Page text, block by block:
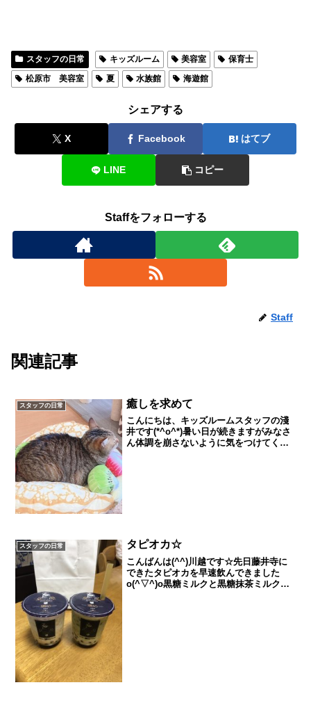
スタッフの日常 キッズルーム 美容室
保育士
松原市 美容室
夏 水族館 海遊館
シェアする
X Facebook はてブ
LINE コピー
Staffをフォローする
Staff
関連記事
スタッフの日常 癒しを求めて
こんにちは、キッズルームスタッフの淺
井です(*^o^*)暑い日が続きますがみなさ
ん体調を崩さないように気をつけてくだ
スタッフの日常 タピオカ☆
こんばんは(^^)川越です☆先日藤井寺に
できたタピオカを早速飲んできました
o(^▽^)o黒糖ミルクと黒糖抹茶ミルクを